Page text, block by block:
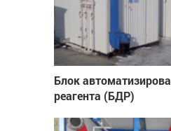
Блок
реагента (БДР)